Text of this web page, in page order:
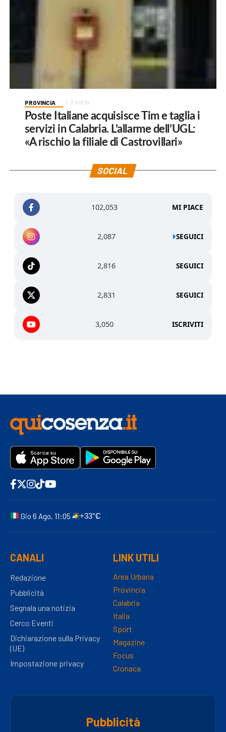
PROVINCIA 2 ore fa
Poste Italiane acquisisce Tim e taglia i
servizi in Calabria. L’allarme dell’UGL:
«A rischio la filiale di Castrovillari»
SOCIAL
102,053 MI PIACE
2,087 SEGUICI
2,816 SEGUICI
2,831 SEGUICI
3,050 ISCRIVITI
Gio 6 Ago, 11:05 +33°C
CANALI
Redazione
Pubblicità
Segnala una notizia
Cerco Eventi
Dichiarazione sulla Privacy
(UE)
Impostazione privacy
LINK UTILI
Area Urbana
Provincia
Calabria
Italia
Sport
Magazine
Focus
Cronaca
Pubblicità